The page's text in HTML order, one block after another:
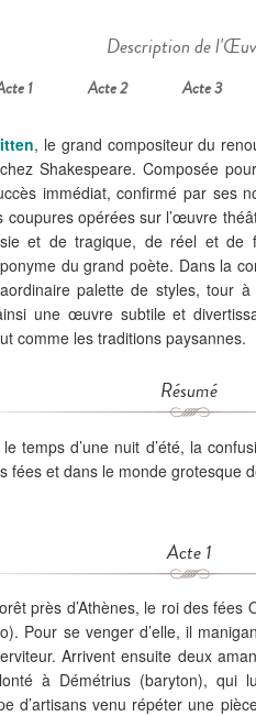
Description de
1 Acte 2 Acte 3
, le grand compositeur du
Shakespeare. Composée
immédiat, confirmé par ses
coupures opérées sur l’œuvre
et de tragique, de réel et de
du grand poète. Dans la
palette de styles, tour
une œuvre subtile et
comme les traditions paysannes.
Résumé
temps d’une nuit d’été, la
fées et dans le monde grotesque
Acte 1
près d’Athènes, le roi des
Pour se venger d’elle, il
Arrivent ensuite deux
à Démétrius (baryton), qui
d’artisans venu répéter une